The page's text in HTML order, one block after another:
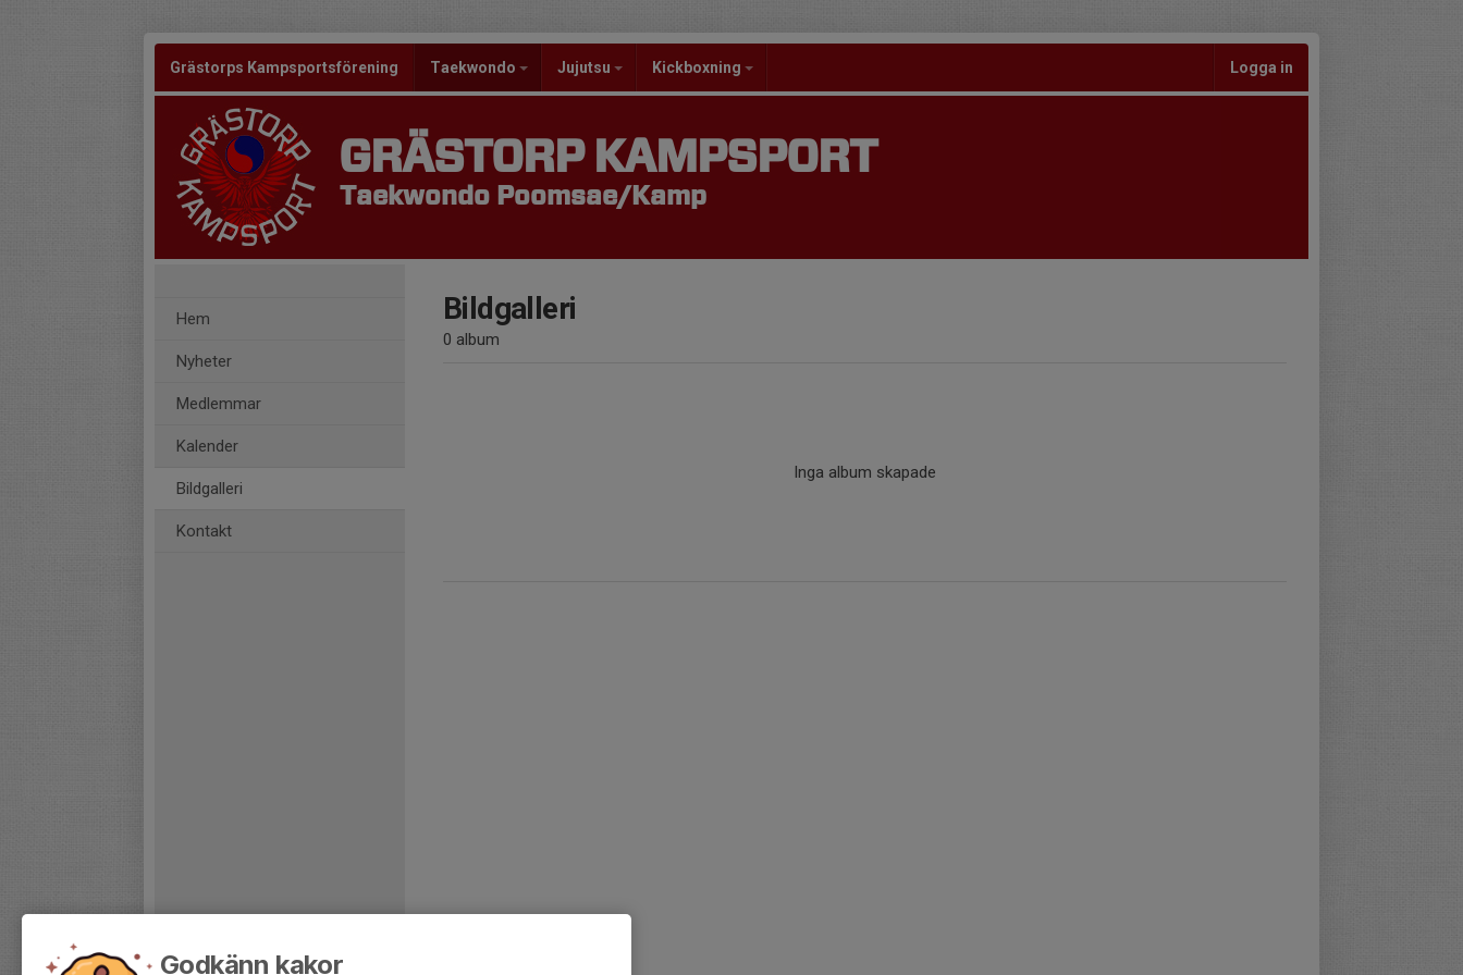
Grästorps Kampsportsförening Taekwondo Jujutsu Kickboxning Logga in
GRÄSTORP KAMPSPORT
Taekwondo Poomsae/Kamp
Hem
Nyheter
Medlemmar
Kalender
Bildgalleri
Kontakt
Bildgalleri
0 album
Inga album skapade
Godkänn kakor